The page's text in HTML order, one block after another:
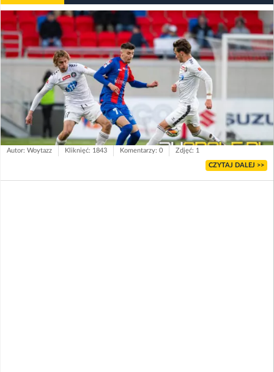
Autor: Woytazz Kliknięć: 1843 Komentarzy: 0 Zdjęć: 1
CZYTAJ DALEJ >>